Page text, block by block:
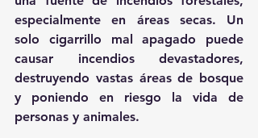
especialmente en áreas secas. Un
solo cigarrillo mal apagado puede
causar incendios devastadores,
destruyendo vastas áreas de bosque
y poniendo en riesgo la vida de
personas y animales.